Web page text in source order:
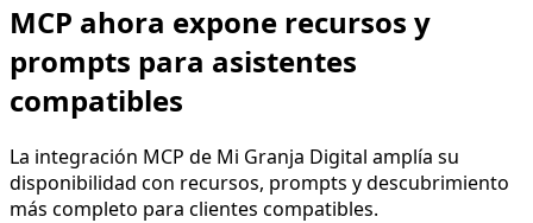
MCP ahora expone recursos y
prompts para asistentes
compatibles
La integración MCP de Mi Granja Digital amplía su
disponibilidad con recursos, prompts y descubrimiento
más completo para clientes compatibles.